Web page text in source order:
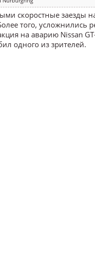
скоростные заезды
того, усложнились
на аварию Nissan
одного из зрителей.